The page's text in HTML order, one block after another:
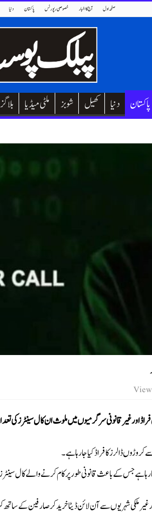
دنیا پاکستان خصوصی رپورٹس آج کا اخبار صفحہ اول
بلاگز ملٹی میڈیا شوبز کھیل دنیا پاکستان
اور غیر قانونی سرگرمیوں میں ملوث ان کال سینٹرز کی
ڈالرز کا فراڈ کیا جا رہا ہے۔
جا رہا ہے جس کے باعث قانونی طور پر کام کرنے والے کال
شہریوں سے آن لائن ڈیٹا خرید کر صارفین کے ساتھ